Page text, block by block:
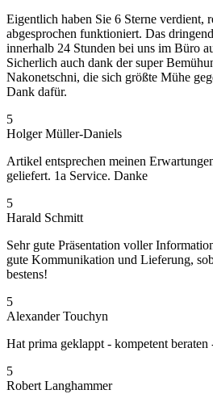
Eigentlich haben Sie 6 Sterne verdient,
abgesprochen funktioniert. Das
innerhalb 24 Stunden bei uns im Büro
Sicherlich auch dank der super
Nakonetschni, die sich größte Mühe
Dank dafür.
5
Holger Müller-Daniels
Artikel entsprechen meinen
geliefert. 1a Service. Danke
5
Harald Schmitt
Sehr gute Präsentation voller
gute Kommunikation und Lieferung,
bestens!
5
Alexander Touchyn
Hat prima geklappt - kompetent
5
Robert Langhammer